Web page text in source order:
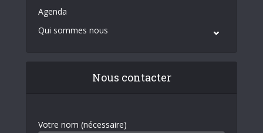
Agenda
Qui sommes nous
Nous contacter
Votre nom (nécessaire)